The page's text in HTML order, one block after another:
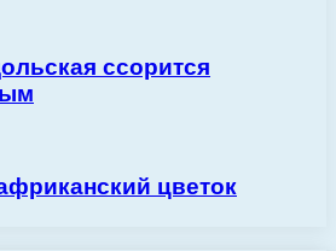
ссорится
цветок